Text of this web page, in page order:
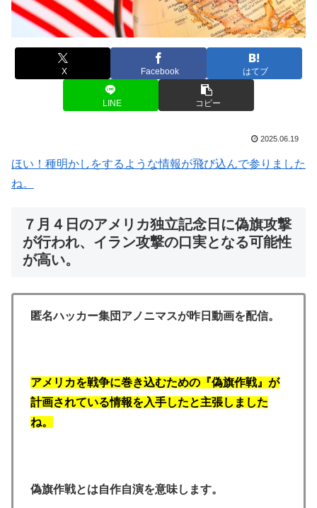
X Facebook はてブ
LINE コピー
2025.06.19
ほい！種明かしをするような情報が飛び込んで参りました
ね。
７月４日のアメリカ独立記念日に偽旗攻撃
が行われ、イラン攻撃の口実となる可能性
が高い。
匿名ハッカー集団アノニマスが昨日動画を配信。
アメリカを戦争に巻き込むための『偽旗作戦』が
計画されている情報を入手したと主張しました
ね。
偽旗作戦とは自作自演を意味します。